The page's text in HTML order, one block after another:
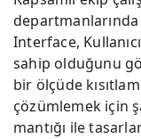
Interface,
sahip olduğunu
bir ölçüde
çözümlemek için
mantığı ile